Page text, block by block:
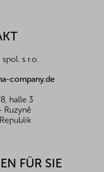
s r.o.
company.de
halle 3
Ruzyně
FÜR SIE